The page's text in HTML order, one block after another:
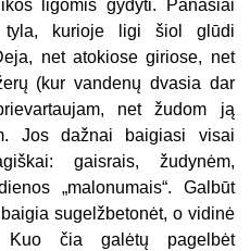
ligomis gydyti. Panašiai
kurioje ligi šiol glūdi
net atokiose giriose, net
(kur vandenų dvasia dar
net žudom ją
Jos dažnai baigiasi visai
gaisrais, žudynėm,
„malonumais“. Galbūt
sugelžbetonėt, o vidinė
Kuo čia galėtų pagelbėt